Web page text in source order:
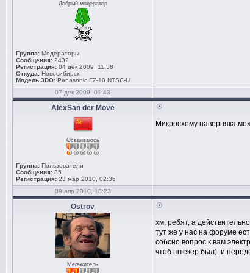
Добрый модератор
Группа: Модераторы
Сообщения: 2432
Регистрация: 04 дек 2009, 11:58
Откуда: Новосибирск
Модель 3DO: Panasonic FZ-10 NTSC-U
07 дек 2009, 01:43
AlexSan der Move
Осваиваюсь
Группа: Пользователи
Сообщения: 35
Регистрация: 23 мар 2010, 02:36
Микросхему наверняка
09 апр 2010, 18:23
Ostrov
Мегажитель
хм, ребят, а
тут же у нас на форуме
собсно вопрос к вам
чтоб штекер был), и